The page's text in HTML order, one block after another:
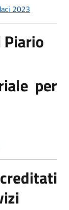
2023
Piario
per